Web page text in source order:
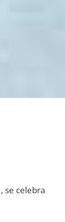
, se celebra